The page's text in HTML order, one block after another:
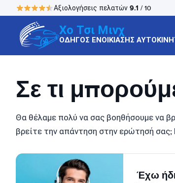
Αξιολογήσεις πελατών 9.1 / 10
Χο Τσι Μινχ
ΟΔΗΓΟΣ ΕΝΟΙΚΙΑΣΗΣ
Σε τι
Θα θέλαμε πολύ να σας βοηθήσουμε να
βρείτε την απάντηση στην ερώτησή
Έχω